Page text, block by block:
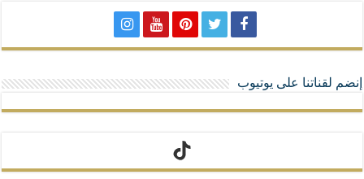
إنضم لقناتنا على يوتيوب
تيك توك